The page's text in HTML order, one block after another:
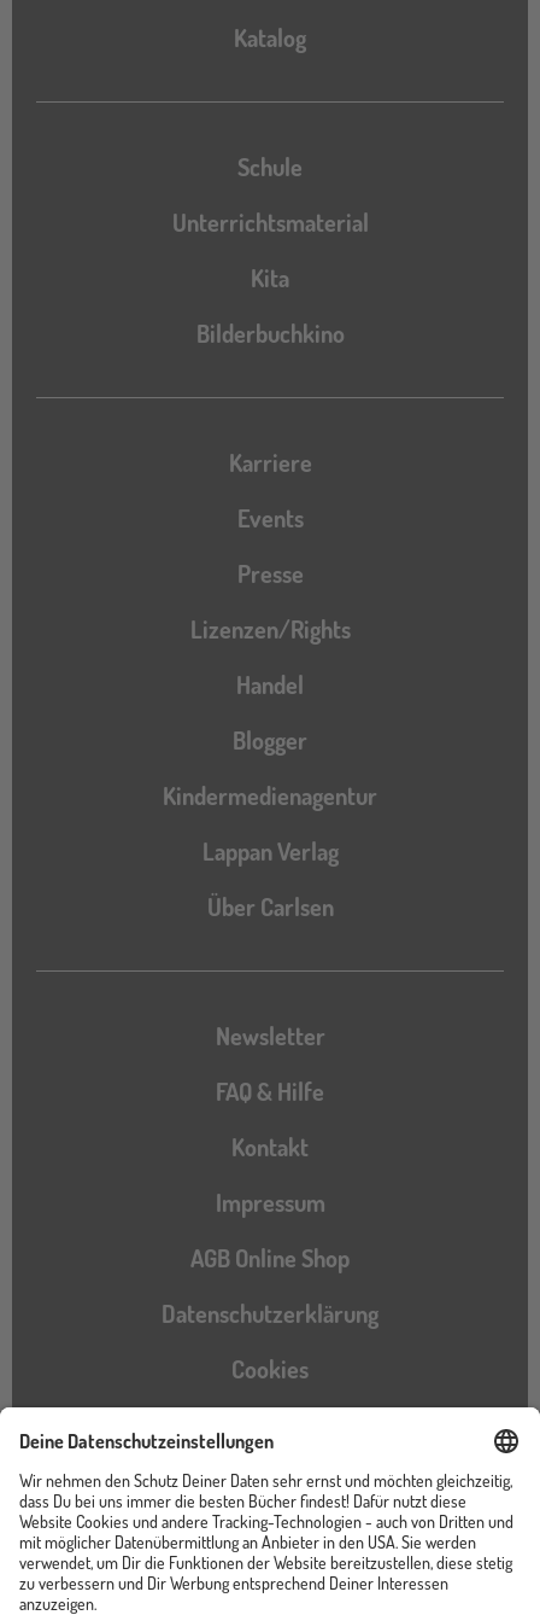
Katalog
Katalog
Schule
Unterrichtsmaterial
Kita
Bilderbuchkino
Karriere
Events
Presse
Lizenzen/Rights
Handel
Blogger
Kindermedienagentur
Lappan Verlag
Über Carlsen
Newsletter
FAQ & Hilfe
Kontakt
Impressum
AGB Online Shop
Datenschutzerklärung
Cookies
Barrierefreiheitserklärung
Instagram
TikTokPinterestYouTubeFacebook